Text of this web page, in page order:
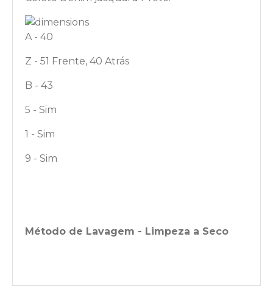
A - 40
Z - 51 Frente, 40 Atrás
B - 43
5 - Sim
1 - Sim
9 - Sim
Método de Lavagem - Limpeza a Seco